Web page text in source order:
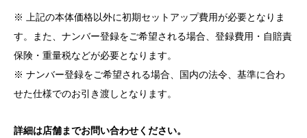
※ 上記の本体価格以外に初期セットアップ費用が必要となりま
す。また、ナンバー登録をご希望される場合、登録費用・自賠責
保険・重量税などが必要となります。
※ ナンバー登録をご希望される場合、国内の法令、基準に合わ
せた仕様でのお引き渡しとなります。
詳細は店舗までお問い合わせください。